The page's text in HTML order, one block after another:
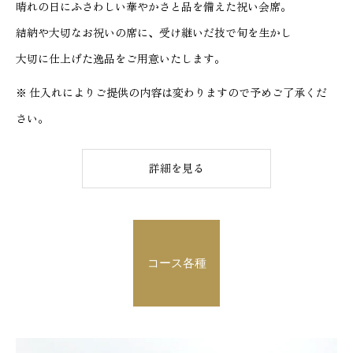
晴れの日にふさわしい華やかさと品を備えた祝い会席。
結納や大切なお祝いの席に、受け継いだ技で旬を生かし
大切に仕上げた逸品をご用意いたします。
※ 仕入れによりご提供の内容は変わりますので予めご了承くだ
さい。
詳細を見る
コース各種